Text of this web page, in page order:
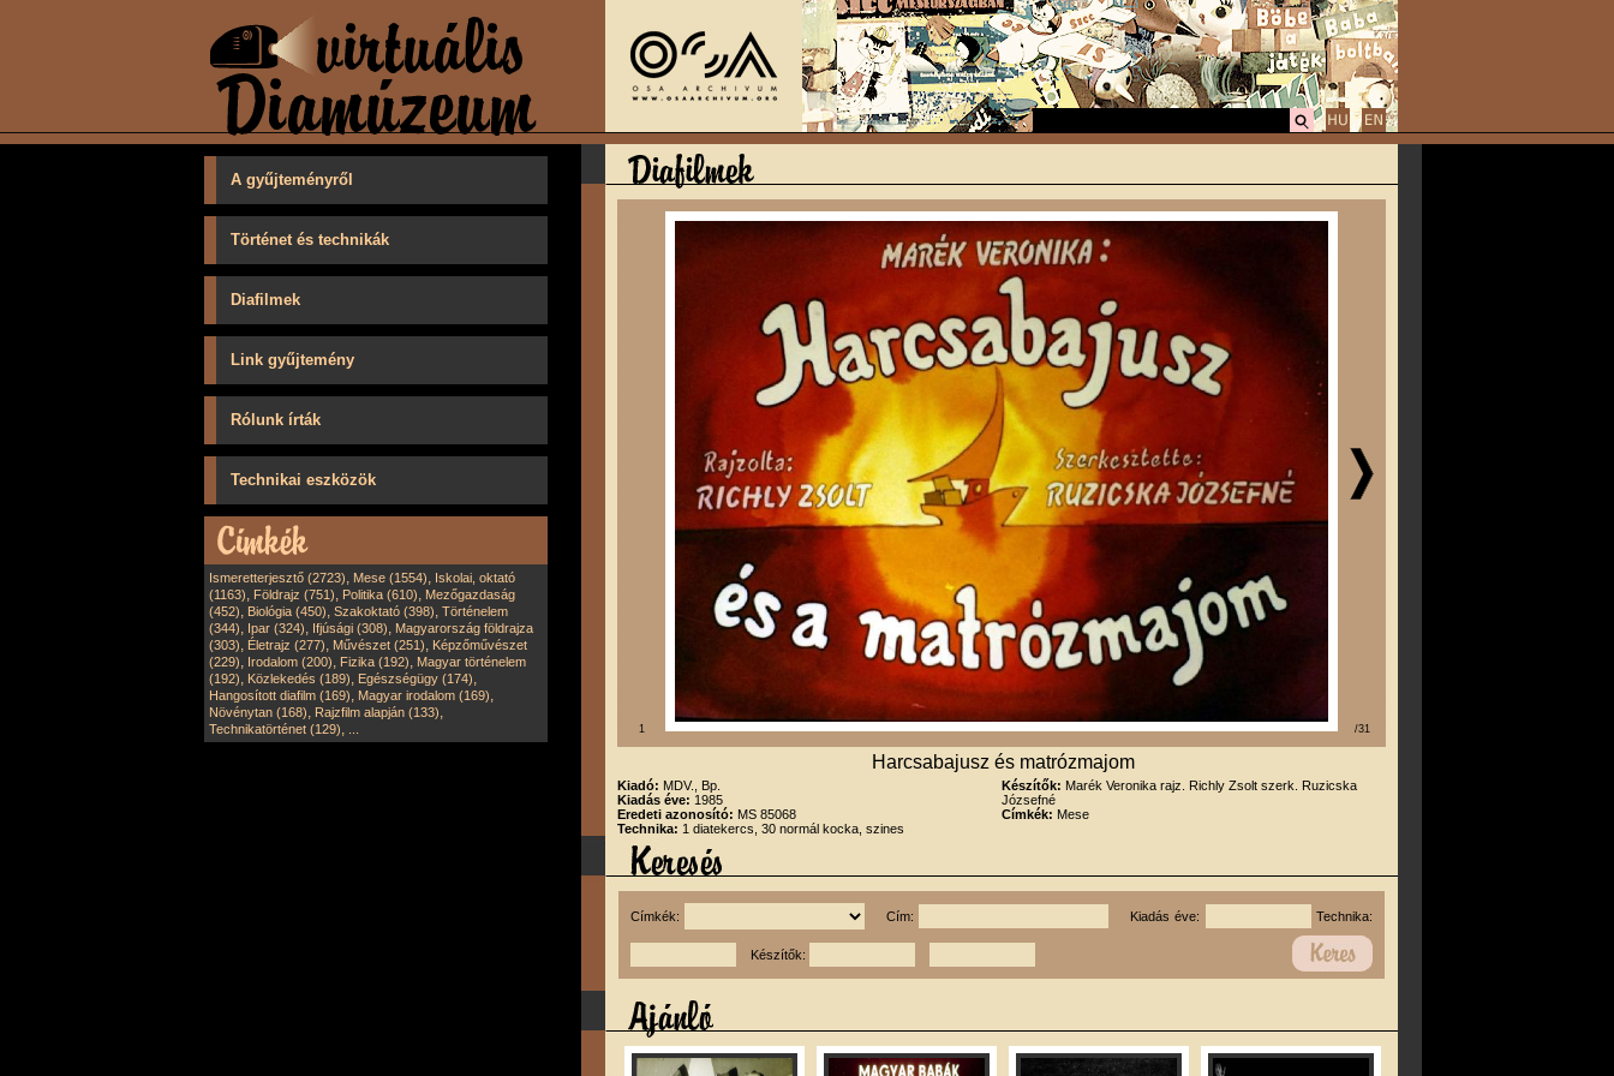
A gyűjteményről
Történet és technikák
Diafilmek
Link gyűjtemény
Rólunk írták
Technikai eszközök
Ismeretterjesztő (2723), Mese (1554), Iskolai, oktató
(1163), Földrajz (751), Politika (610), Mezőgazdaság
(452), Biológia (450), Szakoktató (398), Történelem
(344), Ipar (324), Ifjúsági (308), Magyarország földrajza
(303), Életrajz (277), Művészet (251), Képzőművészet
(229), Irodalom (200), Fizika (192), Magyar történelem
(192), Közlekedés (189), Egészségügy (174),
Hangosított diafilm (169), Magyar irodalom (169),
Növénytan (168), Rajzfilm alapján (133),
Technikatörténet (129), 1 /31
Harcsabajusz és matrózmajom
Kiadó: MDV., Bp.
Kiadás éve: 1985
Eredeti azonosító: MS 85068
Technika: 1 diatekercs, 30 normál kocka, szines
Készítők: Marék Veronika rajz. Richly Zsolt szerk. Ruzicska
Józsefné
Címkék: Mese
Címkék: Cím: Kiadás éve: Technika:
Készítők: